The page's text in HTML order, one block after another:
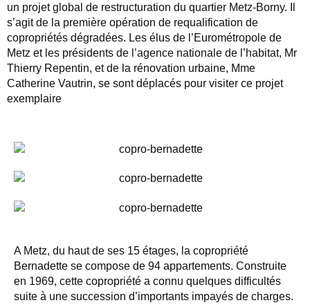
un projet global de restructuration du quartier Metz-Borny. Il
s’agit de la première opération de requalification de
copropriétés dégradées. Les élus de l’Eurométropole de
Metz et les présidents de l’agence nationale de l’habitat, Mr
Thierry Repentin, et de la rénovation urbaine, Mme
Catherine Vautrin, se sont déplacés pour visiter ce projet
exemplaire
A Metz, du haut de ses 15 étages, la copropriété
Bernadette se compose de 94 appartements. Construite
en 1969, cette copropriété a connu quelques difficultés
suite à une succession d’importants impayés de charges.